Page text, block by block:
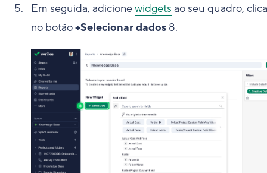
Em seguida, adicionewidgets ao seu quadro,
no botão+Selecionar dados 8.